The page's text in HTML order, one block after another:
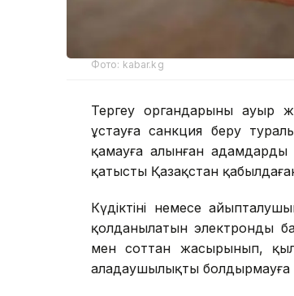
Фото: kabar.kg
Тергеу органдарының ауыр
ұстауға санкция беру туралы
қамауға алынған адамдарды
қатысты Қазақстан
Күдіктіні немесе
қолданылатын электронды
мен соттан жасырынып,
алаңдаушылықты болдырмауға